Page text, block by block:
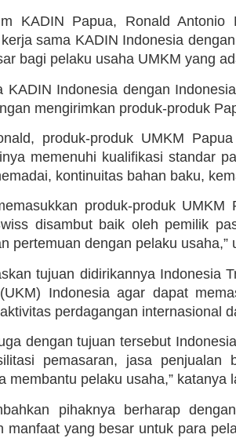
KADIN Papua, Ronald Antonio
sama KADIN Indonesia
bagi pelaku usaha UMKM yang
KADIN Indonesia dengan
mengirimkan produk-produk
produk-produk UMKM
memenuhi kualifikasi standar
kontinuitas bahan baku,
produk-produk
disambut baik oleh pemilik
pertemuan dengan pelaku usaha,”
tujuan didirikannya Indonesia
Indonesia agar dapat
perdagangan internasional
dengan tujuan tersebut
pemasaran, jasa penjualan
membantu pelaku usaha,” katanya
pihaknya berharap
manfaat yang besar untuk para